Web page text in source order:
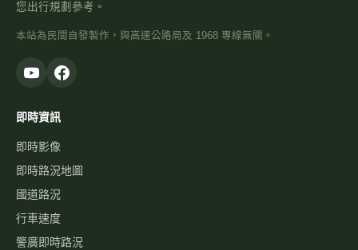
您出行規劃參考。
本站為民間自發製作，與高速公路局及 1968 專線無關。
即時資訊
即時影像
即時路況地圖
國道路況
行車速度
警廣即時路況